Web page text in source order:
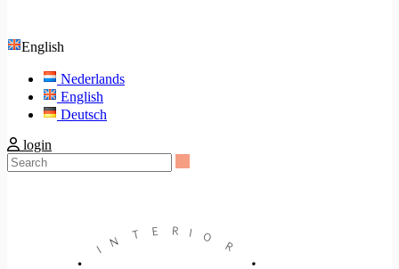
English
Nederlands
English
Deutsch
login